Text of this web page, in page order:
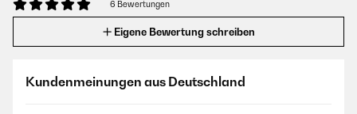
6 Bewertungen
Eigene Bewertung schreiben
Kundenmeinungen aus Deutschland